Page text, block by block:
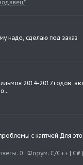
надо, сделаю под заказ
2014-2017 годов.
с каптчей.Для
0 Форум: С/C++ | C#